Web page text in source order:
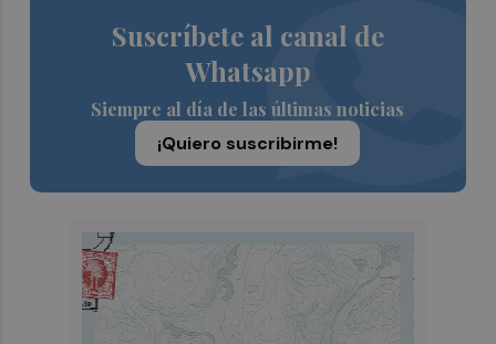
Suscríbete al canal de
Whatsapp
Siempre al día de las últimas noticias
¡Quiero suscribirme!